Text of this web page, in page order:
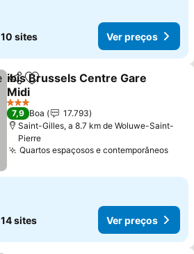
10 sites Ver preços
PartilharAdicionar aos favoritos
ibis Brussels Centre Gare
Midi
3 Estrelas
7,9 Boa
17.793
Saint-Gilles, a 8.7 km de Woluwe-Saint-
Pierre
Quartos espaçosos e contemporâneos
14 sites Ver preços